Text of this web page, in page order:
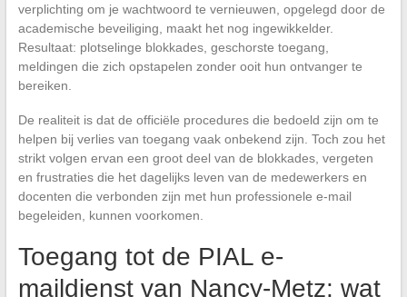
verplichting om je wachtwoord te vernieuwen, opgelegd door de
academische beveiliging, maakt het nog ingewikkelder.
Resultaat: plotselinge blokkades, geschorste toegang,
meldingen die zich opstapelen zonder ooit hun ontvanger te
bereiken.
De realiteit is dat de officiële procedures die bedoeld zijn om te
helpen bij verlies van toegang vaak onbekend zijn. Toch zou het
strikt volgen ervan een groot deel van de blokkades, vergeten
en frustraties die het dagelijks leven van de medewerkers en
docenten die verbonden zijn met hun professionele e-mail
begeleiden, kunnen voorkomen.
Toegang tot de PIAL e-
maildienst van Nancy-Metz: wat